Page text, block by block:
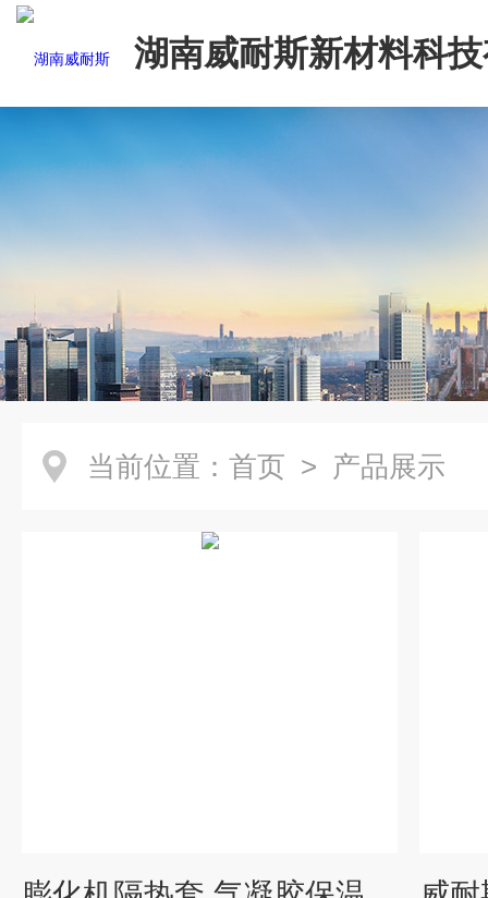
湖南威耐斯新材料科
司
当前位置： 首页 > 产品展示